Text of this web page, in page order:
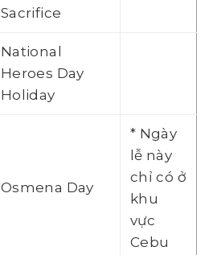
Sacrifice
National
Heroes Day
Holiday
Osmena Day
* Ngày
lễ này
chỉ có ở
khu
vực
Cebu